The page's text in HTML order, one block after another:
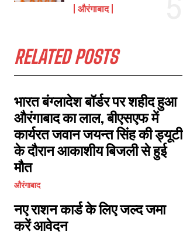
औरंगाबाद
RELATED POSTS
भारत बंग्लादेश बॉर्डर पर शहीद हुआ
औरंगाबाद का लाल, बीएसएफ में
कार्यरत जवान जयन्त सिंह की ड्यूटी
के दौरान आकाशीय बिजली से हुई
मौत
औरंगाबाद
नए राशन कार्ड के लिए जल्द जमा
करें आवेदन